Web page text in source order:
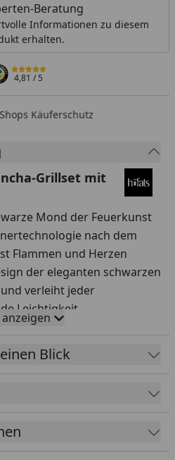
Beratung
Informationen zu diesem
erhalten.
4,81/ 5
Käuferschutz
Grillset mit
Mond der Feuerkunst
nach dem
Flammen und Herzen
der eleganten schwarzen
verleiht jeder
Leichtigkeit.
aus einer Innen- und
eine geteilte
Konstruktion heizt
Brennholz oder
faszinierende
Blick